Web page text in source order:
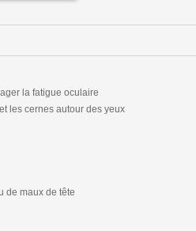
la fatigue oculaire
les cernes autour des yeux
de maux de tête